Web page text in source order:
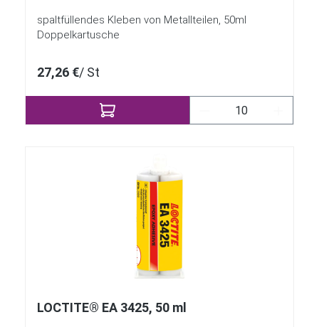
spaltfüllendes Kleben von Metallteilen, 50ml
Doppelkartusche
27,26 €/ St
Produkt Anzahl:
LOCTITE® EA 3425, 50 ml